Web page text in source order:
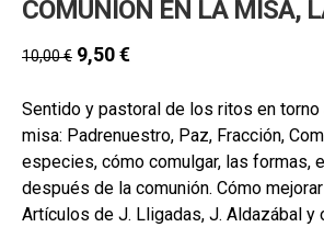
COMUNIÓN EN LA MISA,
10,00€ 9,50€
Sentido y pastoral de los ritos en torno
misa: Padrenuestro, Paz, Fracción,
especies, cómo comulgar, las formas,
después de la comunión. Cómo
Artículos de J. Lligadas, J. Aldazábal y